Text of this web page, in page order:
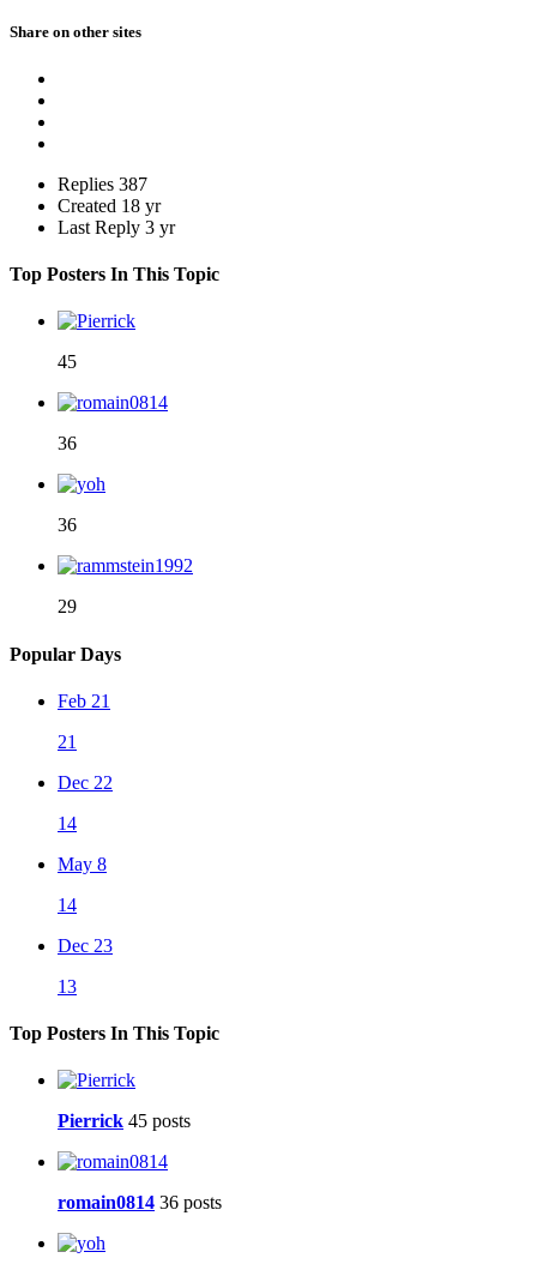
Share on other sites
Replies 387
Created 18 yr
Last Reply 3 yr
Top Posters In This Topic
45
36
36
29
Popular Days
Feb 21
21
Dec 22
14
May 8
14
Dec 23
13
Top Posters In This Topic
Pierrick 45 posts
romain0814 36 posts